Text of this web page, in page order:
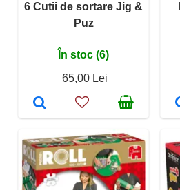
6 Cutii de sortare Jig &
Puz
În stoc (6)
65,00 Lei